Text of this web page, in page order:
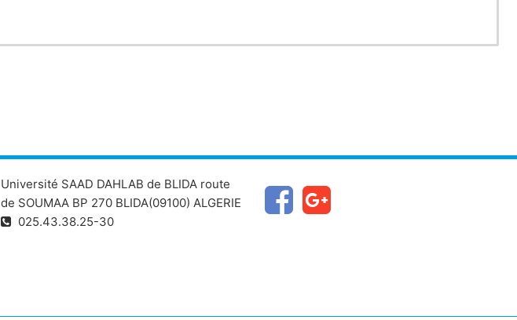
Université SAAD DAHLAB de BLIDA route
de SOUMAA BP 270 BLIDA(09100) ALGERIE
025.43.38.25-30